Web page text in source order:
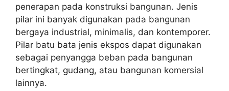
penerapan pada konstruksi bangunan. Jenis
pilar ini banyak digunakan pada bangunan
bergaya industrial, minimalis, dan kontemporer.
Pilar batu bata jenis ekspos dapat digunakan
sebagai penyangga beban pada bangunan
bertingkat, gudang, atau bangunan komersial
lainnya.